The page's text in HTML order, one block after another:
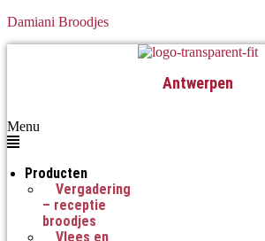
Damiani Broodjes
Antwerpen
Menu
Producten
Vergadering
– receptie
broodjes
Vlees en